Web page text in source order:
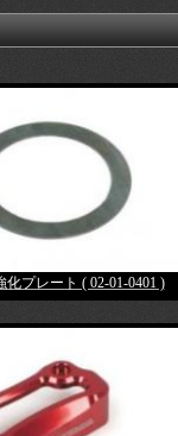
化プレート ( 02-01-0401 )